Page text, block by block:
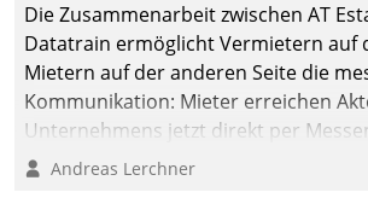
Die Zusammenarbeit zwischen AT
Datatrain ermöglicht Vermietern auf
Mietern auf der anderen Seite die
Kommunikation: Mieter erreichen
Unternehmens jetzt direkt per
Mitarbeiter oder Dienstleister
Andreas Lerchner